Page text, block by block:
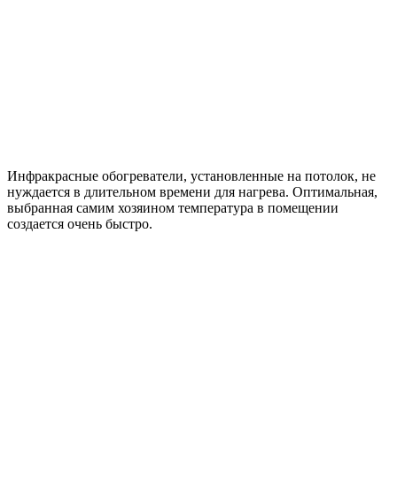
Инфракрасные обогреватели, установленные на потолок, не
нуждается в длительном времени для нагрева. Оптимальная,
выбранная самим хозяином температура в помещении
создается очень быстро.